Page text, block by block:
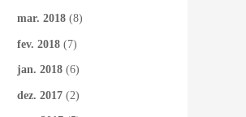
mar. 2018 (8)
fev. 2018 (7)
jan. 2018 (6)
dez. 2017 (2)